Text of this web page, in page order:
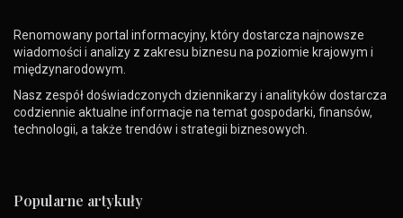
Renomowany portal informacyjny, który dostarcza najnowsze
wiadomości i analizy z zakresu biznesu na poziomie krajowym i
międzynarodowym.
Nasz zespół doświadczonych dziennikarzy i analityków dostarcza
codziennie aktualne informacje na temat gospodarki, finansów,
technologii, a także trendów i strategii biznesowych.
Popularne artykuły